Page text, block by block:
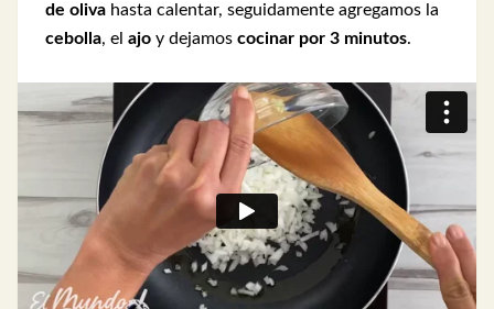
de oliva hasta calentar, seguidamente agregamos la
cebolla, el ajo y dejamos cocinar por 3 minutos.